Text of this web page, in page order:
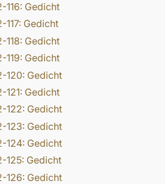
116: Gedicht
117: Gedicht
118: Gedicht
119: Gedicht
120: Gedicht
121: Gedicht
122: Gedicht
123: Gedicht
124: Gedicht
125: Gedicht
126: Gedicht